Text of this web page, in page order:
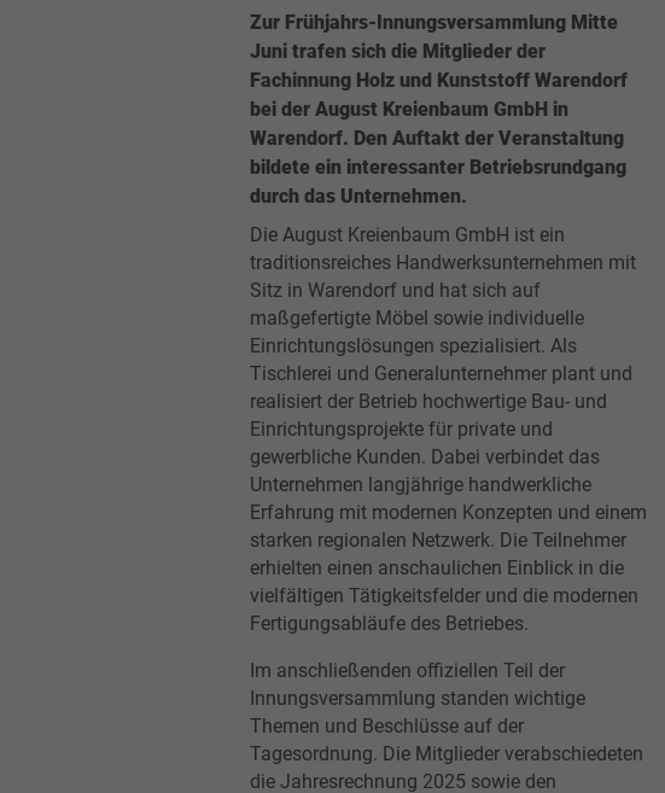
Zur Frühjahrs-Innungsversammlung Mitte
Juni trafen sich die Mitglieder der
Fachinnung Holz und Kunststoff Warendorf
bei der August Kreienbaum GmbH in
Warendorf. Den Auftakt der Veranstaltung
bildete ein interessanter Betriebsrundgang
durch das Unternehmen.
Die August Kreienbaum GmbH ist ein
traditionsreiches Handwerksunternehmen mit
Sitz in Warendorf und hat sich auf
maßgefertigte Möbel sowie individuelle
Einrichtungslösungen spezialisiert. Als
Tischlerei und Generalunternehmer plant und
realisiert der Betrieb hochwertige Bau- und
Einrichtungsprojekte für private und
gewerbliche Kunden. Dabei verbindet das
Unternehmen langjährige handwerkliche
Erfahrung mit modernen Konzepten und einem
starken regionalen Netzwerk. Die Teilnehmer
erhielten einen anschaulichen Einblick in die
vielfältigen Tätigkeitsfelder und die modernen
Fertigungsabläufe des Betriebes.
Im anschließenden offiziellen Teil der
Innungsversammlung standen wichtige
Themen und Beschlüsse auf der
Tagesordnung. Die Mitglieder verabschiedeten
die Jahresrechnung 2025 sowie den